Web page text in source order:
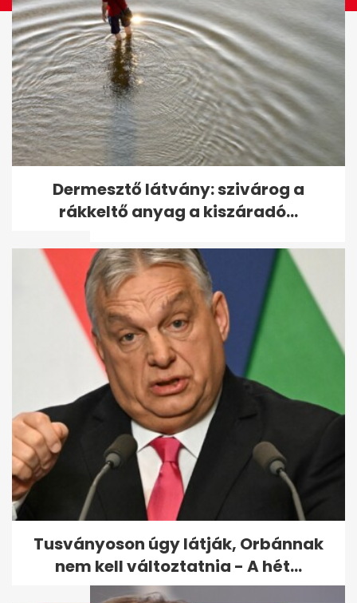
Tusványoson úgy látják,
Orbánnak nem kell
változtatnia - A hét...
Kiderült, mikor állhat fel a
Vagyonvisszaszerzési Hivatal
- A hét...
Dermesztő látvány: szivárog a
rákkeltő anyag a kiszáradó...
Tusványoson úgy látják, Orbánnak
nem kell változtatnia - A hét...